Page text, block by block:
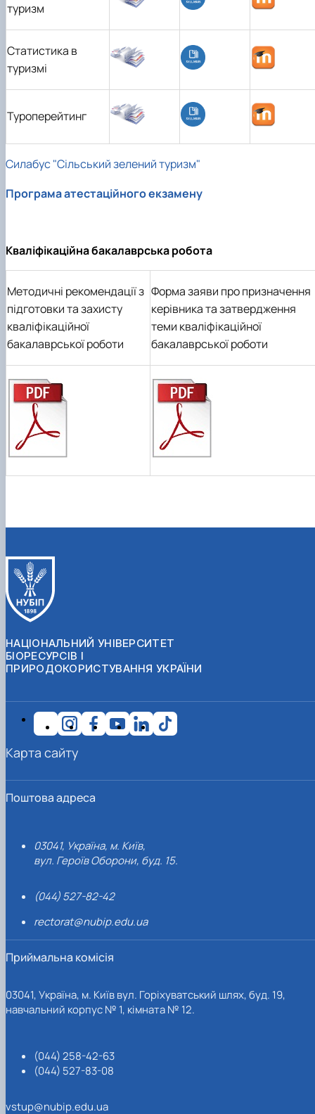
туризм
Статистика в
туризмі
Туроперейтинг
Силабус "Сільський зелений туризм"
Програма атестаційного екзамену
Кваліфікаційна бакалаврська робота
Методичні рекомендації з
підготовки та захисту
кваліфікаційної
бакалаврської роботи
Форма заяви про призначення
керівника та затвердження
теми кваліфікаційної
бакалаврської роботи
НАЦІОНАЛЬНИЙ УНІВЕРСИТЕТ
БІОРЕСУРСІВ І
ПРИРОДОКОРИСТУВАННЯ УКРАЇНИ
Поштова адреса
03041, Україна, м. Київ,
вул. Героїв Оборони, буд. 15.
(044) 527-82-42
rectorat@nubip.edu.ua
Приймальна комісія
03041, Україна, м. Київ вул. Горіхуватський шлях, буд. 19,
навчальний корпус № 1, кімната № 12.
(044) 258-42-63
(044) 527-83-08
vstup@nubip.edu.ua
Карта сайту